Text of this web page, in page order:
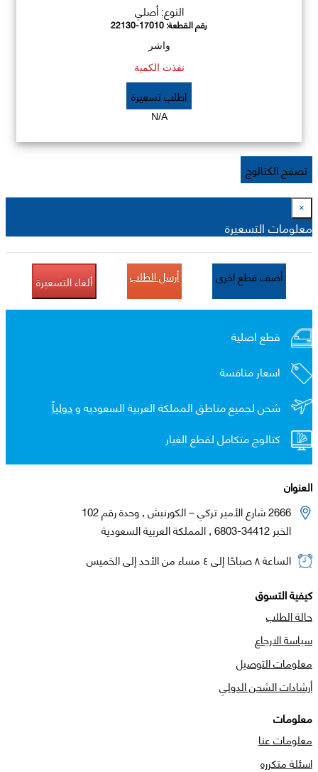
النوع: أصلي
رقم القطعة:22130-17010
واشر
نفذت الكمية
اطلب تسعيرة
N/A
تصفح الكتالوج
×
معلومات التسعيرة
أضف قطع اخرى أرسل الطلب ألغاء التسعيرة
قطع اصلية
اسعار منافسة
شحن لجميع مناطق المملكة العربية السعوديه ودولياً
كتالوج متكامل لقطع الغيار
العنوان
2666 شارع الأمير تركي – الكورنيش , وحدة رقم 102
الخبر 34412-6803 , المملكة العربية السعودية
الساعة ٨ صباحًا إلى ٤ مساء من الأحد إلى الخميس
كيفية التسوق
حالة الطلب
سياسة الارجاع
معلومات التوصيل
أرشادات الشحن الدولي
معلومات
معلومات عنا
اسئلة متكرره